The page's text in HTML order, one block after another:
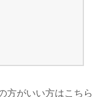
方がいい方はこちら